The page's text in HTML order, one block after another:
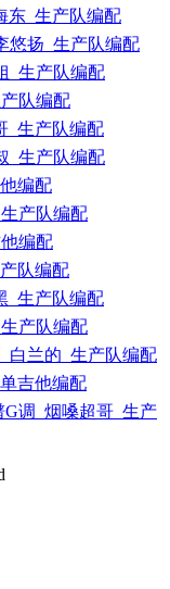
东_生产队编配
悠扬_生产队编配
_生产队编配
队编配
_生产队编配
_生产队编配
编配
产队编配
编配
队编配
_生产队编配
产队编配
白兰的_生产队编配
吉他编配
调_烟嗓超哥_生产